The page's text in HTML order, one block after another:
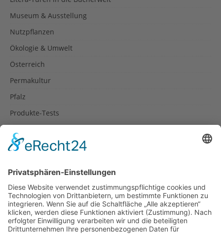
Museum & Ausstellung
Nutzpflanzen
Ökologie & Umwelt
Österreich
Permakultur
Pfalz
Produkte-Tests
Rezepte
Spanien
Südtirol
USA
Weihnachten